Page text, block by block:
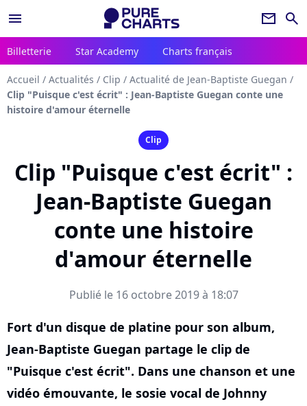
menu newsletter search
Billetterie Star Academy Charts français
Accueil / Actualités / Clip / Actualité de Jean-Baptiste Guegan /
Clip "Puisque c'est écrit" : Jean-Baptiste Guegan conte une
histoire d'amour éternelle
Clip
Clip "Puisque c'est écrit" :
Jean-Baptiste Guegan
conte une histoire
d'amour éternelle
Publié le 16 octobre 2019 à 18:07
Fort d'un disque de platine pour son album,
Jean-Baptiste Guegan partage le clip de
"Puisque c'est écrit". Dans une chanson et une
vidéo émouvante, le sosie vocal de Johnny